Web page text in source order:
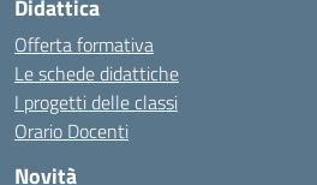
Didattica
Offerta formativa
Le schede didattiche
I progetti delle classi
Orario Docenti
Novità